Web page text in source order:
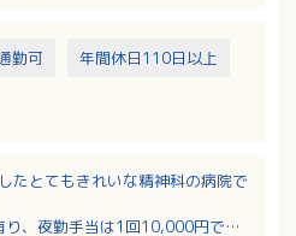
勤可 年間休日110日以上
たとてもきれいな精神科の病院で
り、夜勤手当は1回10,000円で好